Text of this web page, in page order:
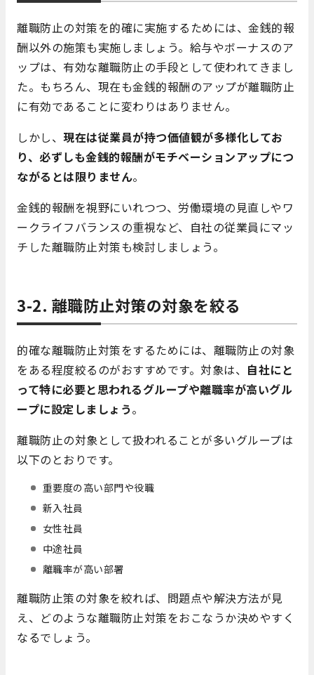
離職防止の対策を的確に実施するためには、金銭的報
酬以外の施策も実施しましょう。給与やボーナスのア
ップは、有効な離職防止の手段として使われてきまし
た。もちろん、現在も金銭的報酬のアップが離職防止
に有効であることに変わりはありません。
しかし、 現在は従業員が持つ価値観が多様化してお
り、必ずしも金銭的報酬がモチベーションアップにつ
ながるとは限りません。
金銭的報酬を視野にいれつつ、労働環境の見直しやワ
ークライフバランスの重視など、自社の従業員にマッ
チした離職防止対策も検討しましょう。
3-2. 離職防止対策の対象を絞る
的確な離職防止対策をするためには、離職防止の対象
をある程度絞るのがおすすめです。対象は、 自社にと
って特に必要と思われるグループや離職率が高いグル
ープに設定しましょう。
離職防止の対象として扱われることが多いグループは
以下のとおりです。
重要度の高い部門や役職
新入社員
女性社員
中途社員
離職率が高い部署
離職防止策の対象を絞れば、問題点や解決方法が見
え、どのような離職防止対策をおこなうか決めやすく
なるでしょう。